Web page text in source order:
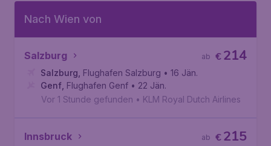
Nach Wien von
Salzburg €214
ab
Salzburg Flughafen Salzburg • 16 Jän.
Genf Flughafen Genf • 22 Jän.
Vor 1 Stunde gefunden • KLM Royal Dutch Airlines
Innsbruck €215
ab